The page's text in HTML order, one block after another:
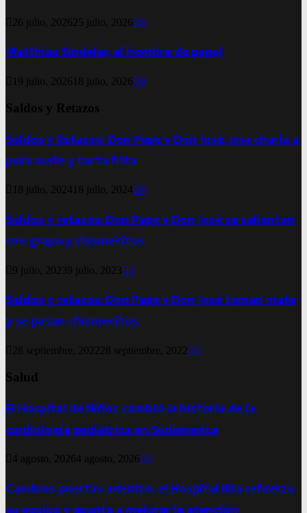
26 julio, 2026 25 julio, 2026 0
Matthias Sindelar, el hombre de papel
19 julio, 2026 18 julio, 2026 0
Saldos y Retazos
Saldos y Retazos: Don Pepe y Don José, una charla a
puro mate y torta frita
18 julio, 2024 18 julio, 2024 0
Saldos y retazos: Don Pepe y Don José se calientan
con grapa y chismecitos
9 julio, 20239 julio, 2023 0
Saldos y retazos: Don Pepe y Don José toman mate
y se pasan chismecitos
28 septiembre, 2022 28 septiembre, 2022 0
Salud
El Hospital de Niños cambió la historia de la
cardiología pediátrica en Sudamérica
4 agosto, 20264 agosto, 2026 0
Cambios puertas adentro: el Hospital Illia refuerza